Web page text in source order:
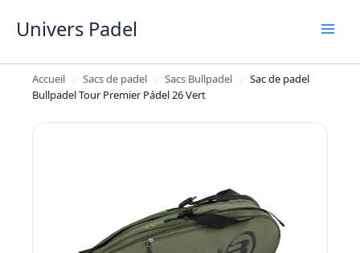
Univers Padel
Accueil › Sacs de padel › Sacs Bullpadel › Sac de padel
Bullpadel Tour Premier Pádel 26 Vert